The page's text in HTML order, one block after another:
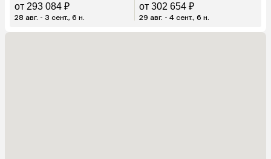
от 293 084 ₽
28 авг. - 3 сент., 6 н.
от 302 654 ₽
29 авг. - 4 сент., 6 н.